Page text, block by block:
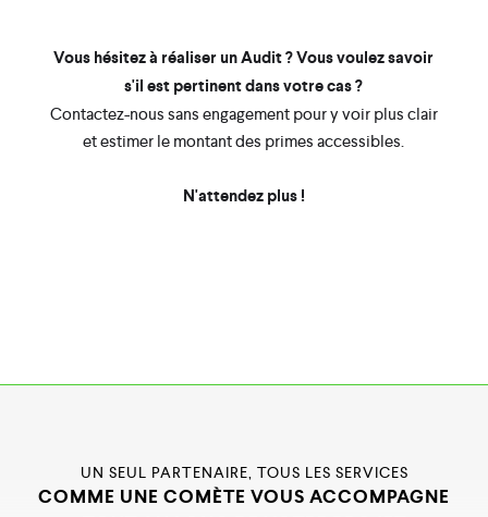
Vous hésitez à réaliser un Audit ? Vous voulez savoir
s'il est pertinent dans votre cas ?
Contactez-nous sans engagement pour y voir plus clair
et estimer le montant des primes accessibles.
N'attendez plus !
UN SEUL PARTENAIRE, TOUS LES SERVICES
COMME UNE COMÈTE VOUS ACCOMPAGNE